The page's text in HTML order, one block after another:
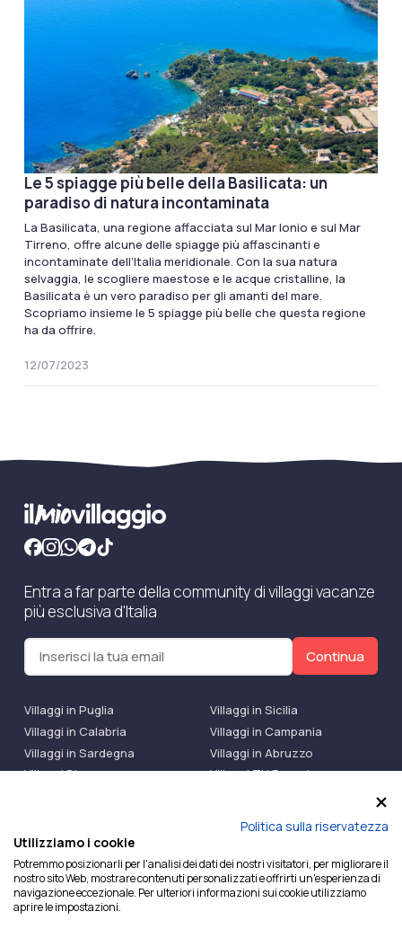
Le 5 spiagge più belle della Basilicata: un
paradiso di natura incontaminata
La Basilicata, una regione affacciata sul Mar Ionio e sul Mar
Tirreno, offre alcune delle spiagge più affascinanti e
incontaminate dell’Italia meridionale. Con la sua natura
selvaggia, le scogliere maestose e le acque cristalline, la
Basilicata è un vero paradiso per gli amanti del mare.
Scopriamo insieme le 5 spiagge più belle che questa regione
ha da offrire.
12/07/2023
Entra a far parte della community di villaggi vacanze
più esclusiva d'Italia
Continua
Villaggi in Puglia
Villaggi in Sicilia
Villaggi in Calabria
Villaggi in Campania
Villaggi in Sardegna
Villaggi in Abruzzo
Villaggi Bluserena
Villaggi TH Resort
Ilmiovillaggio è un marchio di Ekiwi S.r.l.
Licenza Agenzia Viaggi e Turismo n° 2015/0133251 del
26/02/2015 e coperta da RC per Agenzia di Viaggi n°
OX00081147 REVO Specialty LiabilityXTravel Agencies.
Politica sulla riservatezza
Utilizziamo i cookie
Potremmo posizionarli per l'analisi dei dati dei nostri visitatori, per migliorare il
nostro sito Web, mostrare contenuti personalizzati e offrirti un'esperienza di
navigazione eccezionale. Per ulteriori informazioni sui cookie utilizziamo
aprire le impostazioni.